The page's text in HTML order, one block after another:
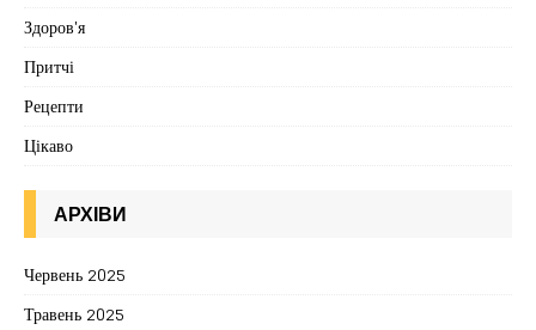
Здоров'я
Притчі
Рецепти
Цікаво
АРХІВИ
Червень 2025
Травень 2025